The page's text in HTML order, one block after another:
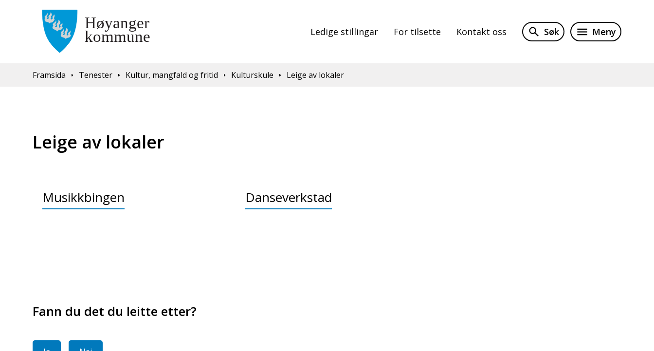
Ledige stillingar For tilsette Kontakt oss Søk Meny
Du er her:
Framsida Tenester Kultur, mangfald og fritid Kulturskule Leige av lokaler
Leige av lokaler
Musikkbingen Danseverkstad
Fann du det du leitte etter?